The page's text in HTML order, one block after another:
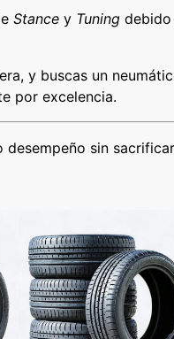
Stance y Tuning
y buscas un
por excelencia.
sin